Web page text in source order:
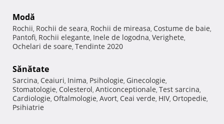
Modă
Rochii, Rochii de seara, Rochii de mireasa, Costume de baie,
Pantofi, Rochii elegante, Inele de logodna, Verighete,
Ochelari de soare, Tendinte 2020
Sănătate
Sarcina, Ceaiuri, Inima, Psihologie, Ginecologie,
Stomatologie, Colesterol, Anticonceptionale, Test sarcina,
Cardiologie, Oftalmologie, Avort, Ceai verde, HIV, Ortopedie,
Psihiatrie